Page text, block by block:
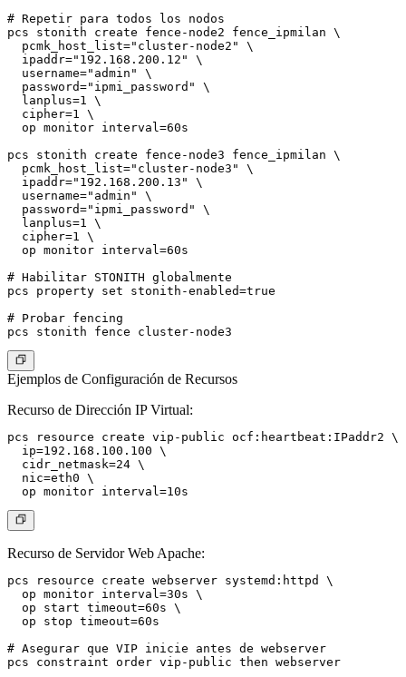
# Repetir para todos los nodos
pcs stonith create fence-node2 fence_ipmilan \
  pcmk_host_list="cluster-node2" \
  ipaddr="192.168.200.12" \
  username="admin" \
  password="ipmi_password" \
  lanplus=1 \
  cipher=1 \
  op monitor interval=60s
pcs stonith create fence-node3 fence_ipmilan \
  pcmk_host_list="cluster-node3" \
  ipaddr="192.168.200.13" \
  username="admin" \
  password="ipmi_password" \
  lanplus=1 \
  cipher=1 \
  op monitor interval=60s
# Habilitar STONITH globalmente
pcs property set stonith-enabled=true
# Probar fencing
Ejemplos de Configuración de Recursos
Recurso de Dirección IP Virtual:
pcs resource create vip-public ocf:heartbeat:IPaddr2 \
  ip=192.168.100.100 \
  cidr_netmask=24 \
  nic=eth0 \
Recurso de Servidor Web Apache:
pcs resource create webserver systemd:httpd \
  op monitor interval=30s \
  op start timeout=60s \
  op stop timeout=60s
# Asegurar que VIP inicie antes de webserver
pcs constraint order vip-public then webserver